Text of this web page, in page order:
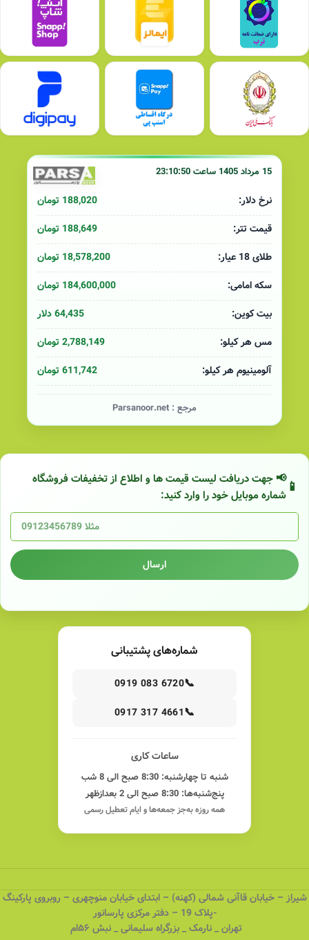
15 مرداد 1405 ساعت 23:10:50
نرخ دلار:
188,020 تومان
قیمت تتر:
188,649 تومان
طلای 18 عیار:
18,578,200 تومان
سکه امامی:
184,600,000 تومان
بیت کوین:
64,435 دلار
مس هر کیلو:
2,788,149 تومان
آلومینیوم هر کیلو:
611,742 تومان
مرجع : Parsanoor.net
📢 جهت دریافت لیست قیمت ها و اطلاع از تخفیفات فروشگاه
شماره موبایل خود را وارد کنید:
ارسال
شماره‌های پشتیبانی
📞
0919 083 6720
📞
0917 317 4661
ساعات کاری
شنبه تا چهارشنبه: 8:30 صبح الی 8 شب
پنج‌شنبه‌ها: 8:30 صبح الی 2 بعدازظهر
همه روزه به‌جز جمعه‌ها و ایام تعطیل رسمی
شیراز – خیابان قاآنی شمالی (کهنه) – ابتدای خیابان منوچهری – روبروی پارکینگ
-پلاک 19 – دفتر مرکزی پارسانور
تهران _ نارمک _ بزرگراه سلیمانی _ نبش ۵۶ام